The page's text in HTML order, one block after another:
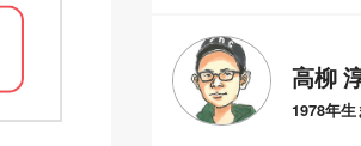
高柳
1978年